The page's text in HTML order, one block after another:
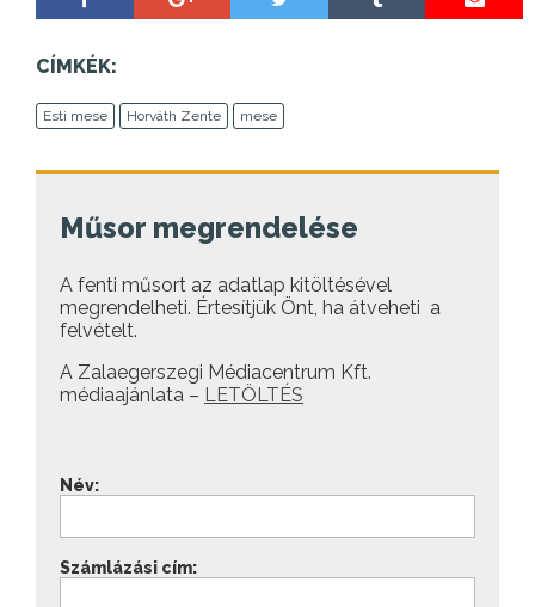
CÍMKÉK:
Esti mese Horváth Zente mese
Műsor megrendelése
A fenti műsort az adatlap kitöltésével
megrendelheti. Értesítjük Önt, ha átveheti a
felvételt.
A Zalaegerszegi Médiacentrum Kft.
médiaajánlata – LETÖLTÉS
Név:
Számlázási cím: